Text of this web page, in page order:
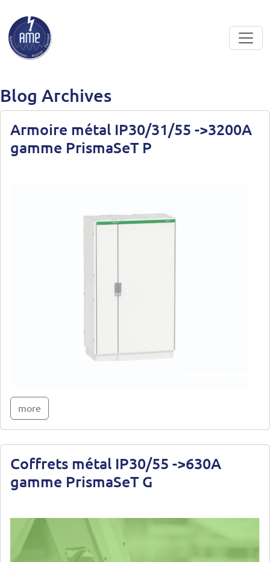
Blog Archives
Armoire métal IP30/31/55 ->3200A
gamme PrismaSeT P
more
Coffrets métal IP30/55 ->630A
gamme PrismaSeT G